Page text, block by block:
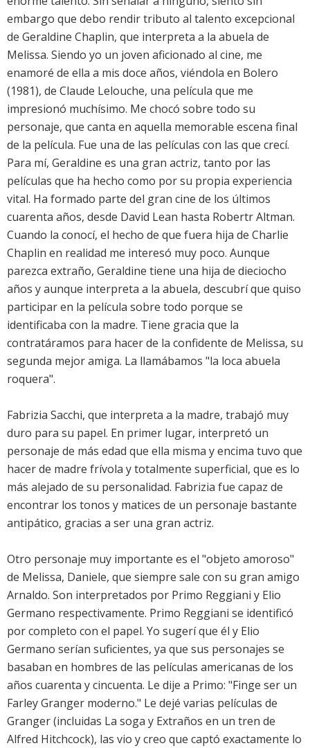
embargo que debo rendir tributo al talento excepcional
de Geraldine Chaplin, que interpreta a la abuela de
Melissa. Siendo yo un joven aficionado al cine, me
enamoré de ella a mis doce años, viéndola en Bolero
(1981), de Claude Lelouche, una película que me
impresionó muchísimo. Me chocó sobre todo su
personaje, que canta en aquella memorable escena final
de la película. Fue una de las películas con las que crecí.
Para mí, Geraldine es una gran actriz, tanto por las
películas que ha hecho como por su propia experiencia
vital. Ha formado parte del gran cine de los últimos
cuarenta años, desde David Lean hasta Robertr Altman.
Cuando la conocí, el hecho de que fuera hija de Charlie
Chaplin en realidad me interesó muy poco. Aunque
parezca extraño, Geraldine tiene una hija de dieciocho
años y aunque interpreta a la abuela, descubrí que quiso
participar en la película sobre todo porque se
identificaba con la madre. Tiene gracia que la
contratáramos para hacer de la confidente de Melissa, su
segunda mejor amiga. La llamábamos "la loca abuela
roquera".
Fabrizia Sacchi, que interpreta a la madre, trabajó muy
duro para su papel. En primer lugar, interpretó un
personaje de más edad que ella misma y encima tuvo que
hacer de madre frívola y totalmente superficial, que es lo
más alejado de su personalidad. Fabrizia fue capaz de
encontrar los tonos y matices de un personaje bastante
antipático, gracias a ser una gran actriz.
Otro personaje muy importante es el "objeto amoroso"
de Melissa, Daniele, que siempre sale con su gran amigo
Arnaldo. Son interpretados por Primo Reggiani y Elio
Germano respectivamente. Primo Reggiani se identificó
por completo con el papel. Yo sugerí que él y Elio
Germano serían suficientes, ya que sus personajes se
basaban en hombres de las películas americanas de los
años cuarenta y cincuenta. Le dije a Primo: "Finge ser un
Farley Granger moderno." Le dejé varias películas de
Granger (incluidas La soga y Extraños en un tren de
Alfred Hitchcock), las vio y creo que captó exactamente lo